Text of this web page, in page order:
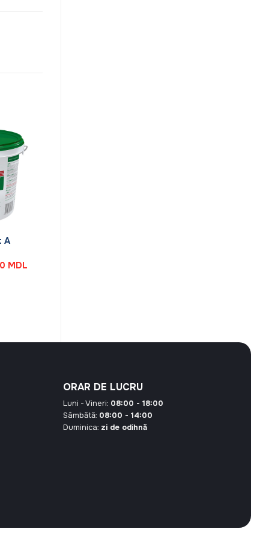
A
MDLPrețul
ORAR DE LUCRU
Luni - Vineri: 08:00 - 18:00
Sâmbătă: 08:00 - 14:00
Duminica: zi de odihnă